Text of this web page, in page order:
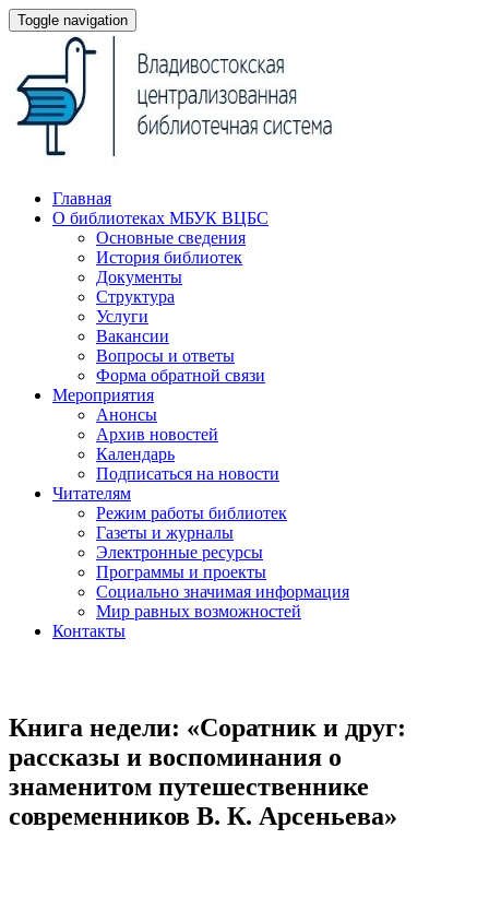
Toggle navigation
Главная
О библиотеках МБУК ВЦБС
Основные сведения
История библиотек
Документы
Структура
Услуги
Вакансии
Вопросы и ответы
Форма обратной связи
Мероприятия
Анонсы
Архив новостей
Календарь
Подписаться на новости
Читателям
Режим работы библиотек
Газеты и журналы
Электронные ресурсы
Программы и проекты
Социально значимая информация
Мир равных возможностей
Контакты
Книга недели: «Соратник и друг:
рассказы и воспоминания о
знаменитом путешественнике
современников В. К. Арсеньева»